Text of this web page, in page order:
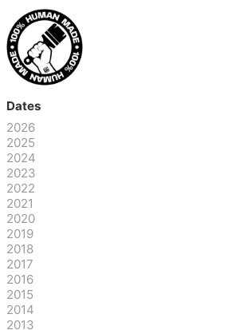
Dates
2026
2025
2024
2023
2022
2021
2020
2019
2018
2017
2016
2015
2014
2013